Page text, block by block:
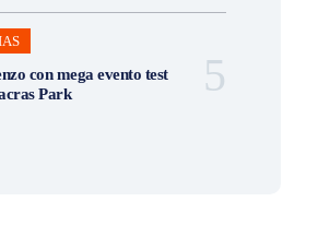
con mega evento test
Park